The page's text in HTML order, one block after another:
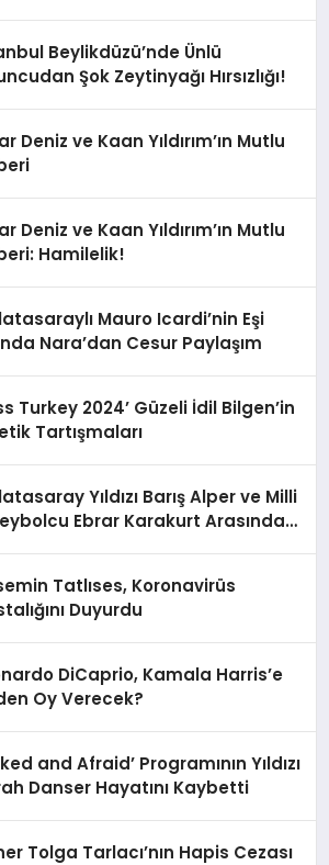
Beylikdüzü’nde Ünlü
Şok Zeytinyağı Hırsızlığı!
Deniz ve Kaan Yıldırım’ın Mutlu
Deniz ve Kaan Yıldırım’ın Mutlu
Hamilelik!
Mauro Icardi’nin Eşi
Nara’dan Cesur Paylaşım
Turkey 2024’ Güzeli İdil Bilgen’in
Tartışmaları
Yıldızı Barış Alper ve Milli
Ebrar Karakurt Arasındaki
Tatlıses, Koronavirüs
Duyurdu
DiCaprio, Kamala Harris’e
Oy Verecek?
and Afraid’ Programının Yıldızı
Danser Hayatını Kaybetti
Tolga Tarlacı’nın Hapis Cezası